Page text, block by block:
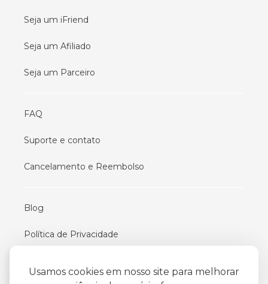
Usamos cookies em nosso site para melhorar
Seja um iFriend
Seja um Afiliado
Seja um Parceiro
FAQ
Suporte e contato
Cancelamento e Reembolso
Blog
Política de Privacidade